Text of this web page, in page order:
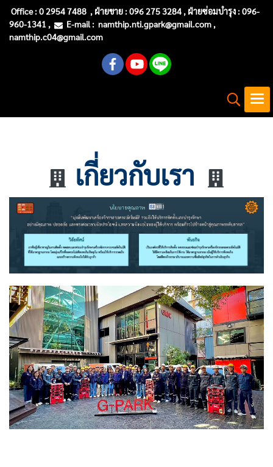
Office :0 2954 7488 , ฝ่ายขาย : 096 275 3284 , ฝ่ายซ่อมบำรุง :096-
960-1341 , E-mail : namthip.nti.gpark@gmail.com ,
namthip.c04@gmail.com
เกี่ยวกับเรา